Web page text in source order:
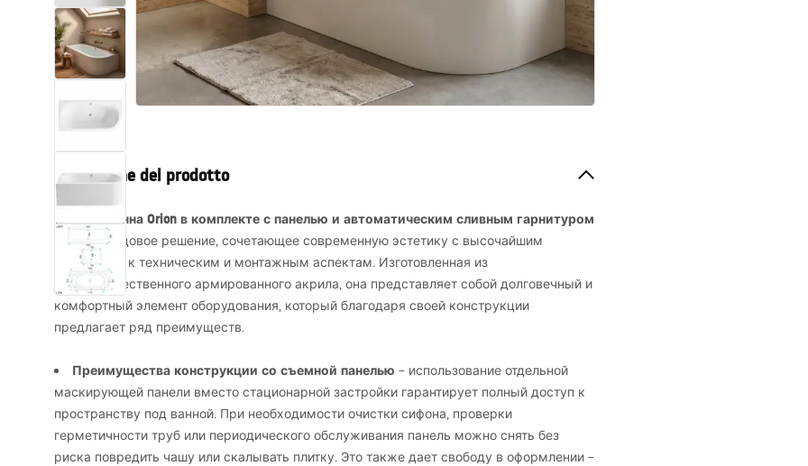
Set doccia
Descrizione del prodotto
Угловая ванна Orion в комплекте с панелью и автоматическим сливным гарнитуром
— это передовое решение, сочетающее современную эстетику с высочайшим
вниманием к техническим и монтажным аспектам. Изготовленная из
высококачественного армированного акрила, она представляет собой долговечный и
комфортный элемент оборудования, который благодаря своей конструкции
предлагает ряд преимуществ.
Преимущества конструкции со съемной панелью – использование отдельной
маскирующей панели вместо стационарной застройки гарантирует полный доступ к
пространству под ванной. При необходимости очистки сифона, проверки
герметичности труб или периодического обслуживания панель можно снять без
риска повредить чашу или скалывать плитку. Это также дает свободу в оформлении –